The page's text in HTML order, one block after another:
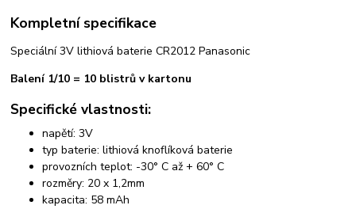
Kompletní specifikace
Speciální 3V lithiová baterie CR2012 Panasonic
Balení 1/10 = 10 blistrů v kartonu
Specifické vlastnosti:
napětí: 3V
typ baterie: lithiová knoflíková baterie
provozních teplot: -30° C až + 60° C
rozměry: 20 x 1,2mm
kapacita: 58 mAh